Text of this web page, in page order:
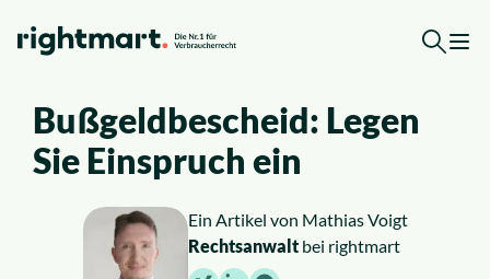
Top-Rechtsgebiete
Arbeitsrecht
Jetzt kostenlose Ersteinschätzung erhalten
Bußgeldbescheid: Legen
Sie Einspruch ein
Ein Artikel von Mathias Voigt
Rechtsanwaltbei rightmart